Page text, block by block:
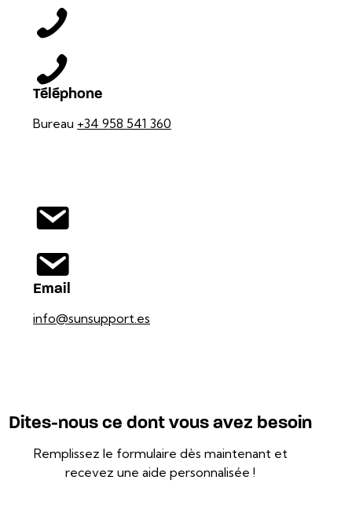
Téléphone
Bureau +34 958 541 360
Email
info@sunsupport.es
Dites-nous ce dont vous avez besoin
Remplissez le formulaire dès maintenant et
recevez une aide personnalisée !